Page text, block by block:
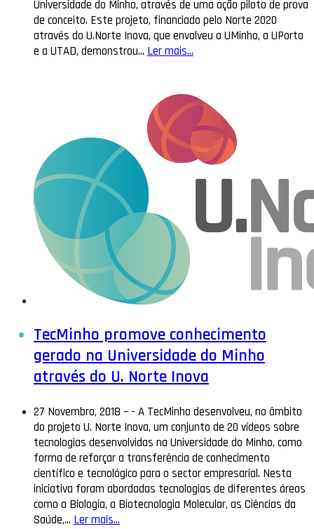
Universidade do Minho, através de uma ação piloto de prova
de conceito. Este projeto, financiado pelo Norte 2020
através do U.Norte Inova, que envolveu a UMinho, a UPorto
e a UTAD, demonstrou… Ler mais...
TecMinho promove conhecimento
gerado na Universidade do Minho
através do U. Norte Inova
27 Novembro, 2018 – - A TecMinho desenvolveu, no âmbito
do projeto U. Norte Inova, um conjunto de 20 vídeos sobre
tecnologias desenvolvidas na Universidade do Minho, como
forma de reforçar a transferência de conhecimento
científico e tecnológico para o sector empresarial. Nesta
iniciativa foram abordadas tecnologias de diferentes áreas
como a Biologia, a Biotecnologia Molecular, as Ciências da
Saúde,… Ler mais...